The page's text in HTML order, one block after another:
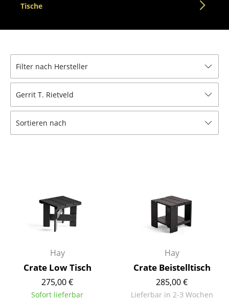
Bürodrehstühle
Konferenzstühle
Bürosessel
... alle Sitzmöbel
Tische
Schreibtische
Sekretäre & PC-Tische
Stehtische & Stehpulte
Kindertische
Tische
Filter nach Hersteller
Gerrit T. Rietveld
Sortieren nach
Hay
Crate Low Tisch
275,00 €
Sofort lieferbar
Hay
Crate Beistelltisch
285,00 €
Lieferbar in 2-3 Wochen